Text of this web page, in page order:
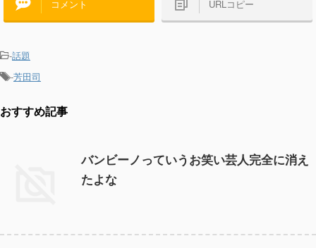
コメント URLコピー
-話題
-芳田司
おすすめ記事
バンビーノっていうお笑い芸人完全に消え
たよな